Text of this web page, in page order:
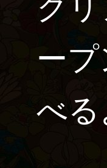
ク
ー
べ